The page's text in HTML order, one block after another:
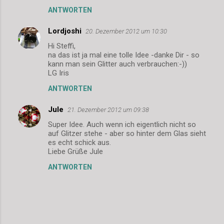
e
n
ANTWORTEN
Lordjoshi 20. Dezember 2012 um 10:30
Hi Steffi,
na das ist ja mal eine tolle Idee -danke Dir - so
kann man sein Glitter auch verbrauchen:-))
LG Iris
ANTWORTEN
Jule 21. Dezember 2012 um 09:38
Super Idee. Auch wenn ich eigentlich nicht so
auf Glitzer stehe - aber so hinter dem Glas sieht
es echt schick aus.
Liebe Grüße Jule
ANTWORTEN